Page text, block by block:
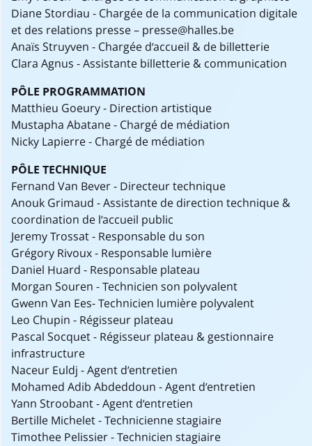
Diane Stordiau - Chargée de la communication digitale
et des relations presse – presse@halles.be
Anaïs Struyven - Chargée d’accueil & de billetterie
Clara Agnus - Assistante billetterie & communication
PÔLE PROGRAMMATION
Matthieu Goeury - Direction artistique
Mustapha Abatane - Chargé de médiation
Nicky Lapierre - Chargé de médiation
PÔLE TECHNIQUE
Fernand Van Bever - Directeur technique
Anouk Grimaud - Assistante de direction technique &
coordination de l’accueil public
Jeremy Trossat - Responsable du son
Grégory Rivoux - Responsable lumière
Daniel Huard - Responsable plateau
Morgan Souren - Technicien son polyvalent
Gwenn Van Ees- Technicien lumière polyvalent
Leo Chupin - Régisseur plateau
Pascal Socquet - Régisseur plateau & gestionnaire
infrastructure
Naceur Euldj - Agent d’entretien
Mohamed Adib Abdeddoun - Agent d’entretien
Yann Stroobant - Agent d’entretien
Bertille Michelet - Technicienne stagiaire
Timothee Pelissier - Technicien stagiaire